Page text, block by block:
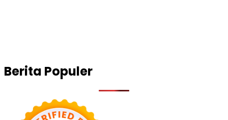
Berita Populer